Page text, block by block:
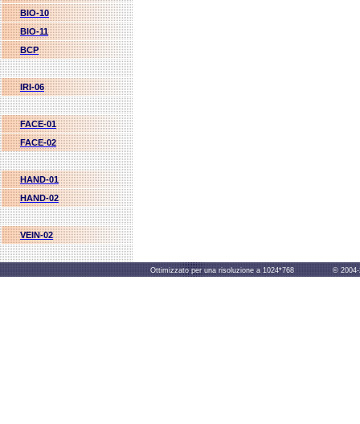
BIO-10
BIO-11
BCP
IRI-06
FACE-01
FACE-02
HAND-01
HAND-02
VEIN-02
Ottimizzato per una risoluzione a 1024*768 © 2004-